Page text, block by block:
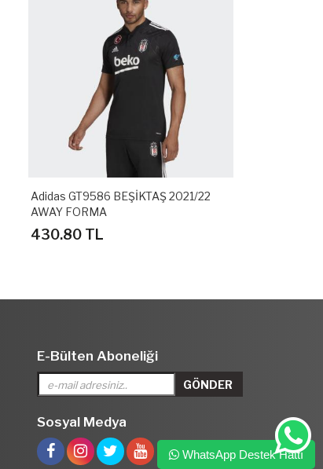
Adidas GT9586 BEŞİKTAŞ 2021/22
AWAY FORMA
430.80 TL
E-Bülten Aboneliği
Sosyal Medya
WhatsApp Destek Hattı